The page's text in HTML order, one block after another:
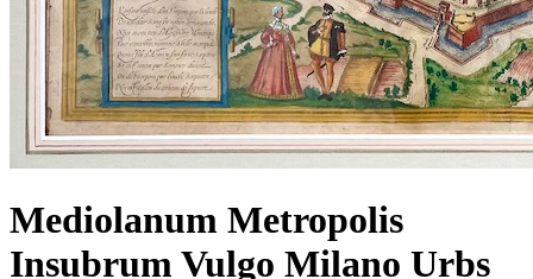
Mediolanum Metropolis
Insubrum Vulgo Milano Urbs